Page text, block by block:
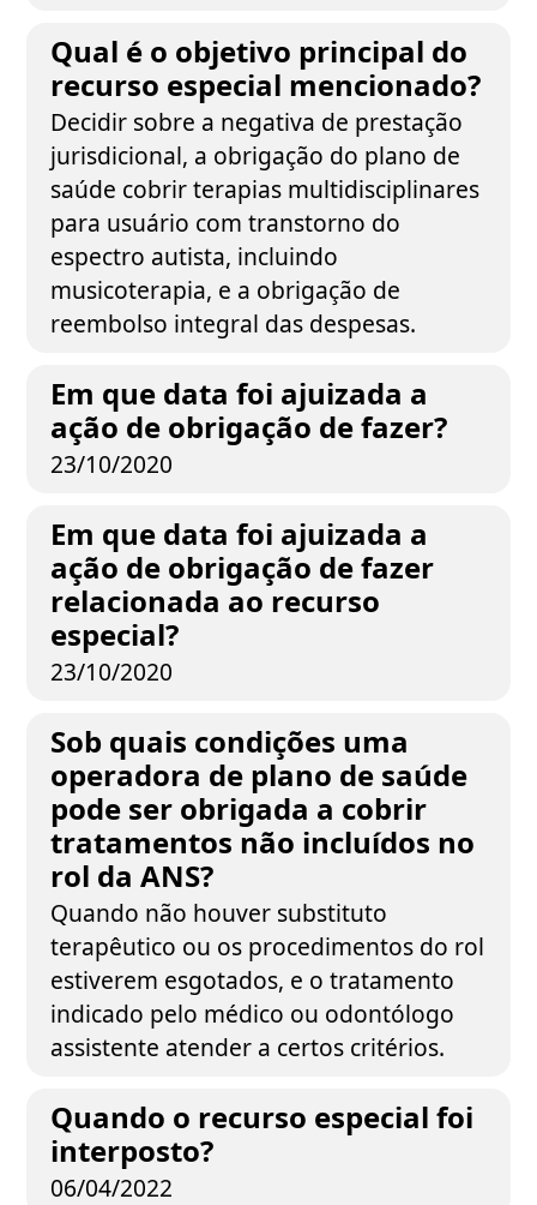
Qual é o objetivo principal do
recurso especial mencionado?
Decidir sobre a negativa de prestação
jurisdicional, a obrigação do plano de
saúde cobrir terapias multidisciplinares
para usuário com transtorno do
espectro autista, incluindo
musicoterapia, e a obrigação de
reembolso integral das despesas.
Em que data foi ajuizada a
ação de obrigação de fazer?
23/10/2020
Em que data foi ajuizada a
ação de obrigação de fazer
relacionada ao recurso
especial?
23/10/2020
Sob quais condições uma
operadora de plano de saúde
pode ser obrigada a cobrir
tratamentos não incluídos no
rol da ANS?
Quando não houver substituto
terapêutico ou os procedimentos do rol
estiverem esgotados, e o tratamento
indicado pelo médico ou odontólogo
assistente atender a certos critérios.
Quando o recurso especial foi
interposto?
06/04/2022